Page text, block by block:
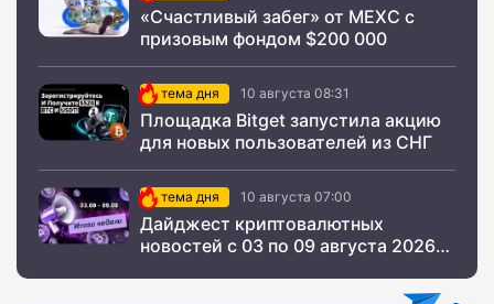
«Счастливый забег» от MEXC с
призовым фондом $200 000
тема дня 10 августа 08:31
Площадка Bitget запустила акцию
для новых пользователей из СНГ
тема дня 10 августа 07:00
Дайджест криптовалютных
новостей с 03 по 09 августа 2026